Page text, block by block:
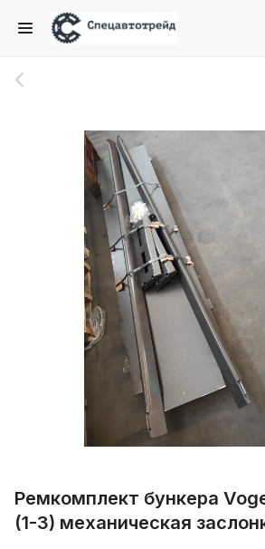
Ремкомплект бункера
(1-3) механическая